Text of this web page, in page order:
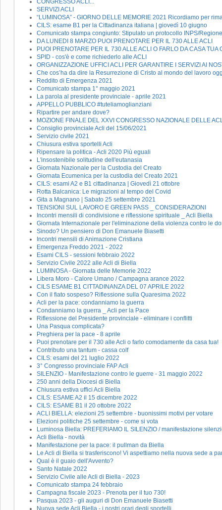
CONGRESSO ACLI...
SERVIZI ACLI
“LUMINOSA” - GIORNO DELLE MEMORIE 2021 Ricordiamo per
CILS: esame B1 per la Cittadinanza italiana | giovedì 10 giugno
Comunicato stampa congiunto: Stipulato un protocollo INPS/
DA LUNEDI 8 MARZO PUOI PRENOTARE PER IL 730 ALLE ACLI
PUOI PRENOTARE PER IL 730 ALLE ACLI O FARLO DA CASA TUA
SPID - cos'è e come richiederlo alle ACLI
ORGANIZZAZIONE UFFICI ACLI PER GARANTIRE I SERVIZI AI
Che cos’ha da dire la Resurrezione di Cristo al mondo del lavoro
Reddito di Emergenza 2021
Comunicato stampa 1° maggio 2021
La parola al presidente provinciale - aprile 2021
APPELLO PUBBLICO #tuteliamoglianziani
Ripartire per andare dove?
MOZIONE FINALE DEL XXVI CONGRESSO NAZIONALE DELLE
Consiglio provinciale Acli del 15/06/2021
Servizio civile 2021
Chiusura estiva sportelli Acli
Ripensare la politica - Acli 2020 Più eguali
L'insostenibile solitudine dell'eutanasia
Giornata Nazionale per la Custodia del Creato
Giornata Ecumenica per la custodia del Creato 2021
CILS: esami A2 e B1 cittadinanza | Giovedì 21 ottobre
Rotta Balcanica: Le migrazioni al tempo del Covid
Gita a Magnano | Sabato 25 settembre 2021
TENSIONI SUL LAVORO E GREEN PASS _ CONSIDERAZIONI
Incontri mensili di condivisione e riflessione spirituale _ Acli Biella
Giornata Internazionale per l'eliminazione della violenza contro le
Sinodo? Un pensiero di Don Emanuele Biasetti
Incontri mensili di Animazione Cristiana
Emergenza Freddo 2021 - 2022
Esami CILS - sessioni febbraio 2022
Servizio Civile 2022 alle Acli di Biella
LUMINOSA - Giornata delle Memorie 2022
Libera Moro - Calore Umano / Campagna arance 2022
CILS ESAME B1 CITTADINANZA DEL 07 APRILE 2022
Con il fiato sospeso? Riflessione sulla Quaresima 2022
Acli per la pace: condanniamo la guerra
Condanniamo la guerra _ Acli per la Pace
Riflessione del Presidente provinciale - eliminare i conflitti
Una Pasqua complicata?
Preghiera per la pace - 8 aprile
Puoi prenotare per il 730 alle Acli o farlo comodamente da casa tua!
Contributo una tantum - cassa colf
CILS: esami del 21 luglio 2022
3° Congresso provinciale FAP Acli
SILENZIO - Manifestazione contro le guerre - 31 maggio 2022
250 anni della Diocesi di Biella
Chiusura estiva uffici Acli Biella
CILS: ESAME A2 il 15 dicembre 2022
CILS: ESAME B1 il 20 ottobre 2022
ACLI BIELLA: elezioni 25 settembre - buonissimi motivi per votare
Elezioni politiche 25 settembre - come si vota
Luminosa Biella: PREFERIAMO IL SILENZIO / manifestazione
Acli Biella - novità
Manifestazione per la pace: il pullman da Biella
Le Acli di Biella si trasferiscono! Vi aspettiamo nella nuova sede a
Qual è il guaio dell'Avvento?
Santo Natale 2022
Servizio Civile alle Acli di Biella - 2023
Comunicato stampa 24 febbraio
Campagna fiscale 2023 - Prenota per il tuo 730!
Pasqua 2023 - gli auguri di Don Emanuele Biasetti
Nuova sede Acli Biella - i nostri orari degli sportelli